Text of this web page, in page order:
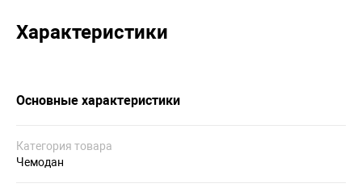
Характеристики
Основные характеристики
Категория товара
Чемодан